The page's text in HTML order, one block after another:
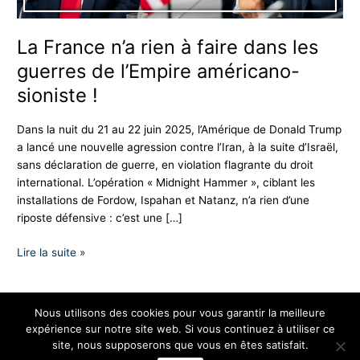
La France n’a rien à faire dans les
guerres de l’Empire américano-
sioniste !
Dans la nuit du 21 au 22 juin 2025, l’Amérique de Donald Trump
a lancé une nouvelle agression contre l’Iran, à la suite d’Israël,
sans déclaration de guerre, en violation flagrante du droit
international. L’opération « Midnight Hammer », ciblant les
installations de Fordow, Ispahan et Natanz, n’a rien d’une
riposte défensive : c’est une […]
de
américano-
sioniste
!
Lire la suite »
Copyright © 2026 Les Nationalistes
Nous utilisons des cookies pour vous garantir la meilleure
expérience sur notre site web. Si vous continuez à utiliser ce
site, nous supposerons que vous en êtes satisfait.